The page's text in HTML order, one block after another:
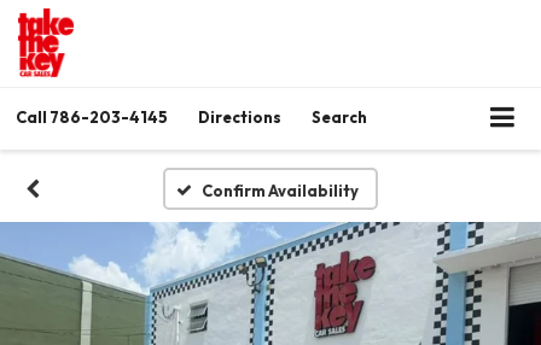
Call 786-203-4145 Directions Search
Confirm Availability